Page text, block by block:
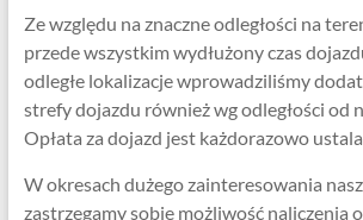
Ze względu na znaczne odległości na
przede wszystkim wydłużony czas
odległe lokalizacje wprowadziliśmy
strefy dojazdu również wg odległości od
Opłata za dojazd jest każdorazowo
W okresach dużego zainteresowania
zastrzegamy sobie możliwość naliczenia